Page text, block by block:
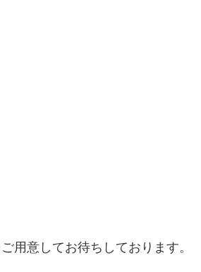
用意してお待ちしております。